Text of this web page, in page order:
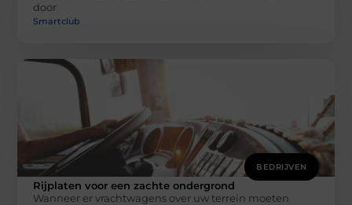
door
Smartclub
BEDRIJVEN
Rijplaten voor een zachte ondergrond
Wanneer er vrachtwagens over uw terrein moeten